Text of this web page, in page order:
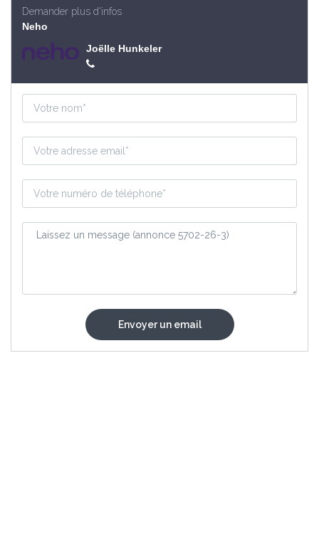
Demander plus d'infos
Neho
Joëlle Hunkeler